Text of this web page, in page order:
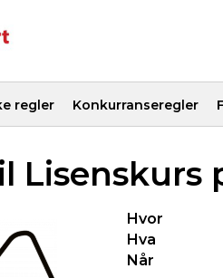
regler Konkurranseregler
Lisenskurs
Hvor
Hva
Når